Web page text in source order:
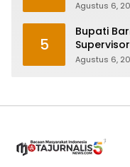
Sulsel
Agustus 6,
5
Bupati
Zero
Agustus 6,